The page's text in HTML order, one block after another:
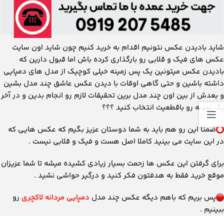
شاید بادیدن عکس نتونیم اقدام به خرید کنیم چون شاید اون سایت
عکس های فیک و قلابی رو بارگذاری کرده باش اما قبول دارین که
بادیدن عکس میتونین یک پس زمینه خیلی کوچیک از مدل های دمپایی
داشته باشین و حتی گاهی اوقات با دیدن عکس عاشق چند مدل بشین
و بعدش از بین اون چند مدل برین تحقیقات لازم رو انجام بدین و در آخر
یک نمونه رو باقطعیت انتخاب کنید ؟؟؟
ضمنا این رو هم باید به شما دوستان عزیز بگیم که عکس هایی که
در این سایت می بینید کاملا اصل هست و فیک و قلابی نیست .
برای گرفتن این عکس ها زحمت بسیار زیادی کشیده میشه تا شما عزیزان
موقع خرید فقط به هدفتون فکر کنید و درگیر حواشی نشید .
پس بریم که باهم دیگه عکس چند مدل دمپایی مردانه لاکچری رو
ببینیم .